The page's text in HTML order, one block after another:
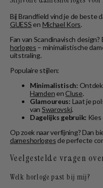
Bij Brandfield vind je de beste
GUESS en Michael Kors.
Fan van Scandinavisch
horloges – minimalistische
uitstraling.
Populaire stijlen:
Minimalistisch:
Hamden en Cluse.
Glamoureus: Laat je
van Swarovski.
Dagelijks gebruik: Kies
Op zoek naar verfijning? Dan
dameshorloges de perfecte
Veelgestelde vragen
Welk horloge past bij mij?